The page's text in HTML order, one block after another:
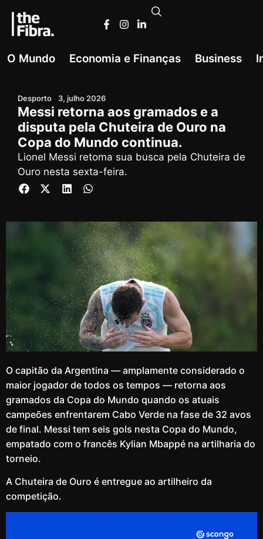
O Mundo Economia e Finanças Business
Desporto 3, julho 2026
Messi retorna aos gramados e a
disputa pela Chuteira de Ouro na
Copa do Mundo continua.
Lionel Messi retoma sua busca pela Chuteira de
Ouro nesta sexta-feira.
O capitão da Argentina — amplamente considerado o
maior jogador de todos os tempos — retorna aos
gramados da Copa do Mundo quando os atuais
campeões enfrentarem Cabo Verde na fase de 32 avos
de final. Messi tem seis gols nesta Copa do Mundo,
empatado com o francês Kylian Mbappé na artilharia do
torneio.
A Chuteira de Ouro é entregue ao artilheiro da
competição.